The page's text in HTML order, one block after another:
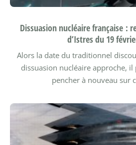
Dissuasion nucléaire française :
d’Istres du 19
Alors la date du traditionnel
dissuasion nucléaire approche,
pencher à nouveau sur